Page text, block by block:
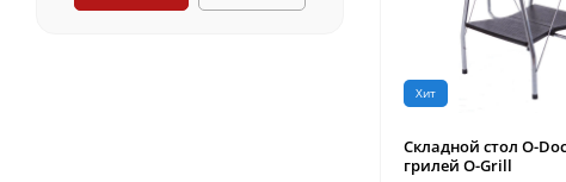
Хит
Складной стол O-
грилей O-Grill